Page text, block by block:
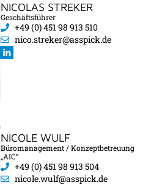
NICOLAS STREKER
Geschäftsführer
+49 (0) 451 98 913 510
nico.streker@asspick.de
NICOLE WULF
Büromanagement / Konzeptbetreuung
„AIC“
+49 (0) 451 98 913 504
nicole.wulf@asspick.de